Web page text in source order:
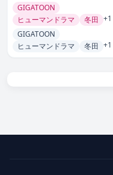
GIGATOON
ヒューマンドラマ
冬田 +1
GIGATOON
ヒューマンドラマ
冬田 +1